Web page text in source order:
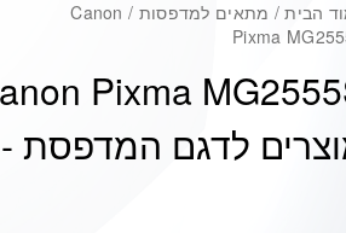
הבית
/ מתאים למדפסות / Canon
Pixma
Pixma
לדגם המדפסת -